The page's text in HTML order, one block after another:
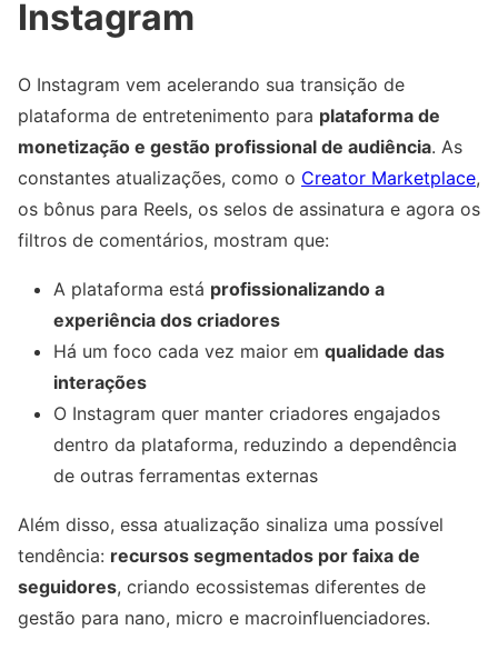
Instagram
O Instagram vem acelerando sua transição de
plataforma de entretenimento para plataforma de
monetização e gestão profissional de audiência. As
constantes atualizações, como o Creator Marketplace,
os bônus para Reels, os selos de assinatura e agora os
filtros de comentários, mostram que:
A plataforma está profissionalizando a
experiência dos criadores
Há um foco cada vez maior em qualidade das
interações
O Instagram quer manter criadores engajados
dentro da plataforma, reduzindo a dependência
de outras ferramentas externas
Além disso, essa atualização sinaliza uma possível
tendência: recursos segmentados por faixa de
seguidores, criando ecossistemas diferentes de
gestão para nano, micro e macroinfluenciadores.